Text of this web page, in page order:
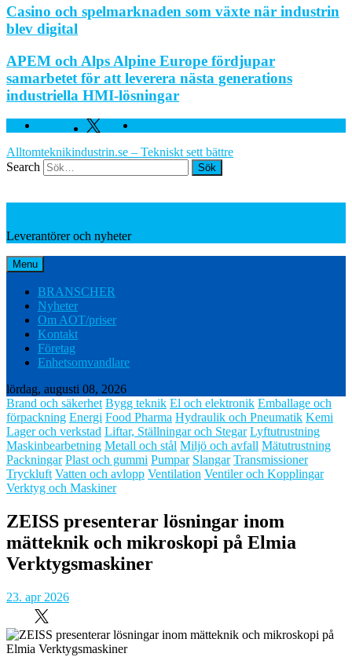
Casino och spelmarknaden som växte när industrin
blev digital
APEM och Alps Alpine Europe fördjupar
samarbetet för att leverera nästa generations
industriella HMI-lösningar
Facebook Twitter
Alltomteknikindustrin.se – Tekniskt sett bättre
Search
Leverantörer och nyheter
Menu
BRANSCHER
Nyheter
Om AOT/priser
Kontakt
Företag
Enhetsomvandlare
lördag, augusti 08, 2026
Brand och säkerhet Bygg teknik El och elektronik Emballage och
förpackning Energi Food Pharma Hydraulik och Pneumatik Kemi
Lager och verkstad Liftar, Ställningar och Stegar Lyftutrustning
Maskinbearbetning Metall och stål Miljö och avfall Mätutrustning
Packningar Plast och gummi Pumpar Slangar Transmissioner
Tryckluft Vatten och avlopp Ventilation Ventiler och Kopplingar
Verktyg och Maskiner
ZEISS presenterar lösningar inom
mätteknik och mikroskopi på Elmia
Verktygsmaskiner
23. apr 2026